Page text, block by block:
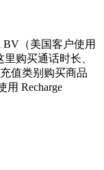
BV（美国客户使用
购买通话时长、
值类别购买商品
用 Recharge